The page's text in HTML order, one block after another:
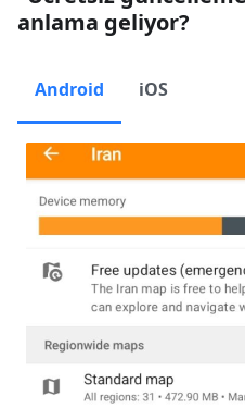
anlama geliyor?
Android iOS